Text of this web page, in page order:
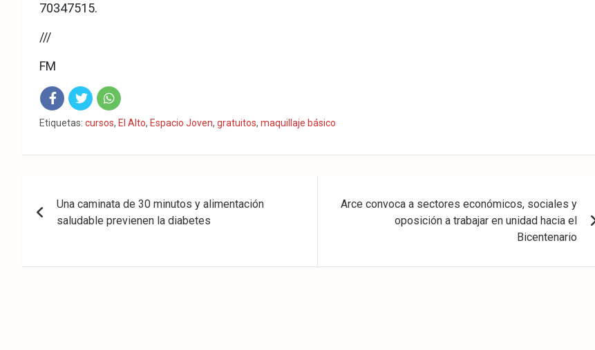
70347515.
///
FM
Fac Twit Wha
Etiquetas: cursos, El Alto, Espacio Joven, gratuitos, maquillaje básico
de
Una caminata de 30 minutos y alimentación
saludable previenen la diabetes
Arce convoca a sectores económicos, sociales y
oposición a trabajar en unidad hacia el
Bicentenario